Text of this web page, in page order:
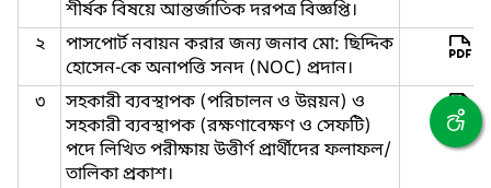
শীর্ষক বিষয়ে আন্তর্জাতিক দরপত্র বিজ্ঞপ্তি।
২
পাসপোর্ট নবায়ন করার জন্য জনাব মো: ছিদ্দিক
হোসেন-কে অনাপত্তি সনদ (NOC) প্রদান।
৩
সহকারী ব্যবস্থাপক (পরিচালন ও উন্নয়ন) ও
সহকারী ব্যবস্থাপক (রক্ষণাবেক্ষণ ও সেফটি)
পদে লিখিত পরীক্ষায় উত্তীর্ণ প্রার্থীদের ফলাফল/
তালিকা প্রকাশ।